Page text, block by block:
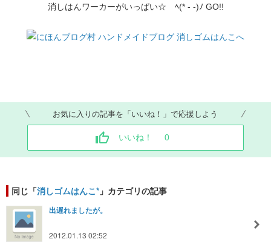
消しはんワーカーがいっぱい☆ ﾍ(* - -)ﾉ GO!!
お気に入りの記事を「いいね！」で応援しよう
いいね！ 0
同じ「消しゴムはんこ* 」カテゴリの記事
出遅れましたが。
2012.01.13 02:52